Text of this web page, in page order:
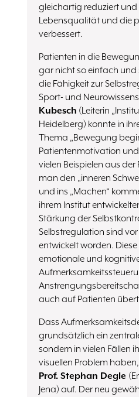
gleichartig reduziert
Lebensqualität und die
verbessert.
Patienten in die
gar nicht so einfach
die Fähigkeit zur
Sport- und
Kubesch (Leiterin
Heidelberg) konnte in
Thema „Bewegung
Patientenmotivation
vielen Beispielen aus der
man den „inneren
und ins „Machen“
ihrem Institut
Stärkung der
Selbstregulation sind
entwickelt worden.
emotionale und
auch auf Patienten
Dass
grundsätzlich ein
sondern in vielen Fällen
visuellen Problem
Prof. Stephan Degle
Jena) auf. Der neu